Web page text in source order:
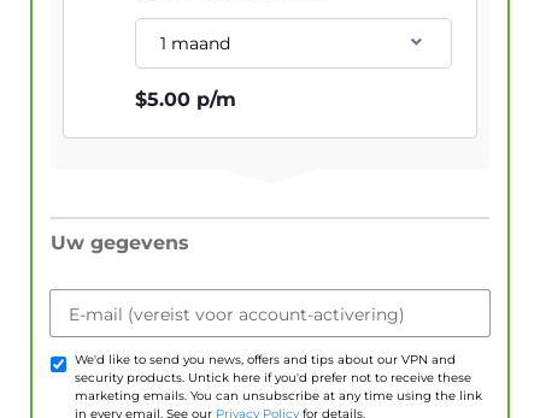
1 maand
$5.00 p/m
Uw gegevens
E-mail (vereist voor account-activering)
We'd like to send you news, offers and tips about our VPN and
security products. Untick here if you'd prefer not to receive these
marketing emails. You can unsubscribe at any time using the link
in every email. See our Privacy Policy for details.